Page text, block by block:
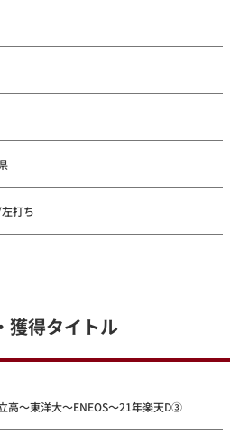
打ち
獲得タイトル
高～東洋大～ENEOS～21年楽天D③